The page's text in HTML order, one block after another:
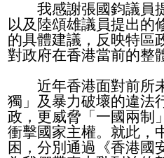
我感謝張國鈞議員提
以及陸頌雄議員提出的
的具體建議，反映特區
對政府在香港當前的整
近年香港面對前所未
獨」及暴力破壞的違法
政，更威脅「一國兩制
衝擊國家主權。就此，
困，分別通過《香港國